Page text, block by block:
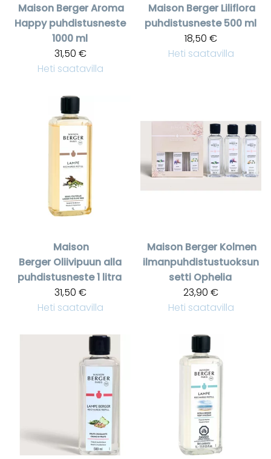
Maison BergerAroma
Happy puhdistusneste
1000 ml
31,50 €
Heti saatavilla
Maison Berger Liliflora
puhdistusneste 500 ml
18,50 €
Heti saatavilla
Maison
Berger Oliivipuun alla
puhdistusneste 1 litra
31,50 €
Heti saatavilla
Maison Berger Kolmen
ilmanpuhdistustuoksun
setti Ophelia
23,90 €
Heti saatavilla